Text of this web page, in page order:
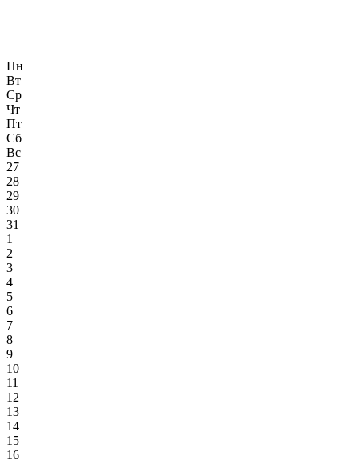
Пн
Вт
Ср
Чт
Пт
Сб
Вс
27
28
29
30
31
1
2
3
4
5
6
7
8
9
10
11
12
13
14
15
16